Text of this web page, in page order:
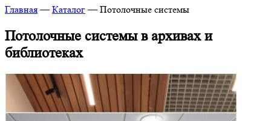
Главная — Каталог — Потолочные системы
Потолочные системы в архивах и
библиотеках